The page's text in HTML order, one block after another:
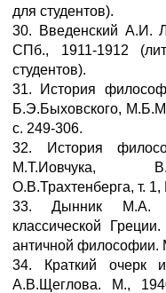
для студентов).
30. Введенский А.И.
СПб., 1911-1912
студентов).
31. История
Б.Э.Быховского,
с. 249-306.
32. История
М.Т.Иовчука,
О.В.Трахтенберга, т.
33. Дынник М.А.
классической
античной философии.
34. Краткий очерк
А.В.Щеглова. М.,